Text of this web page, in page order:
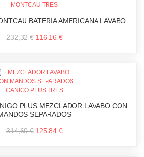
BATERIA AMERICANA LAVABO
232,32 € 116,16 €
PLUS MEZCLADOR LAVABO CON
SEPARADOS
314,60 € 125,84 €